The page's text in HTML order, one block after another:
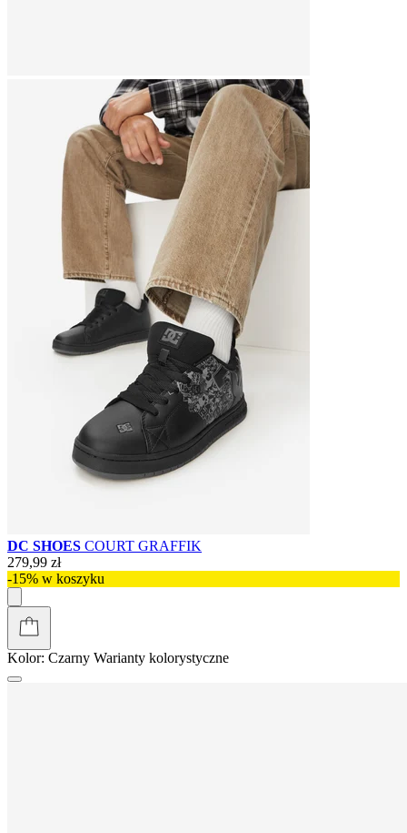
DC SHOES COURT GRAFFIK
279,99 zł
-15% w koszyku
Kolor: Czarny Warianty kolorystyczne